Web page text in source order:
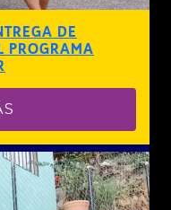
DE
PROGRAMA